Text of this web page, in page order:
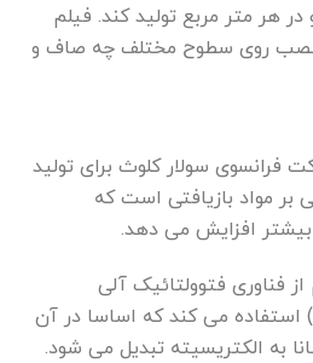
وات نیرو در هر متر مربع تولید کند. فیلم
امکان نصب روی سطوح مختلف چه صاف و
فرانسوی سولار کلوث برای تولید
بر مواد بازیافتی است که
افزایش می دهد.
فناوری فتوولتائیک آلی
(Organic Photovoltaics) استفاده می کند که اساسا در آن
به الکتریسیته تبدیل می شود.